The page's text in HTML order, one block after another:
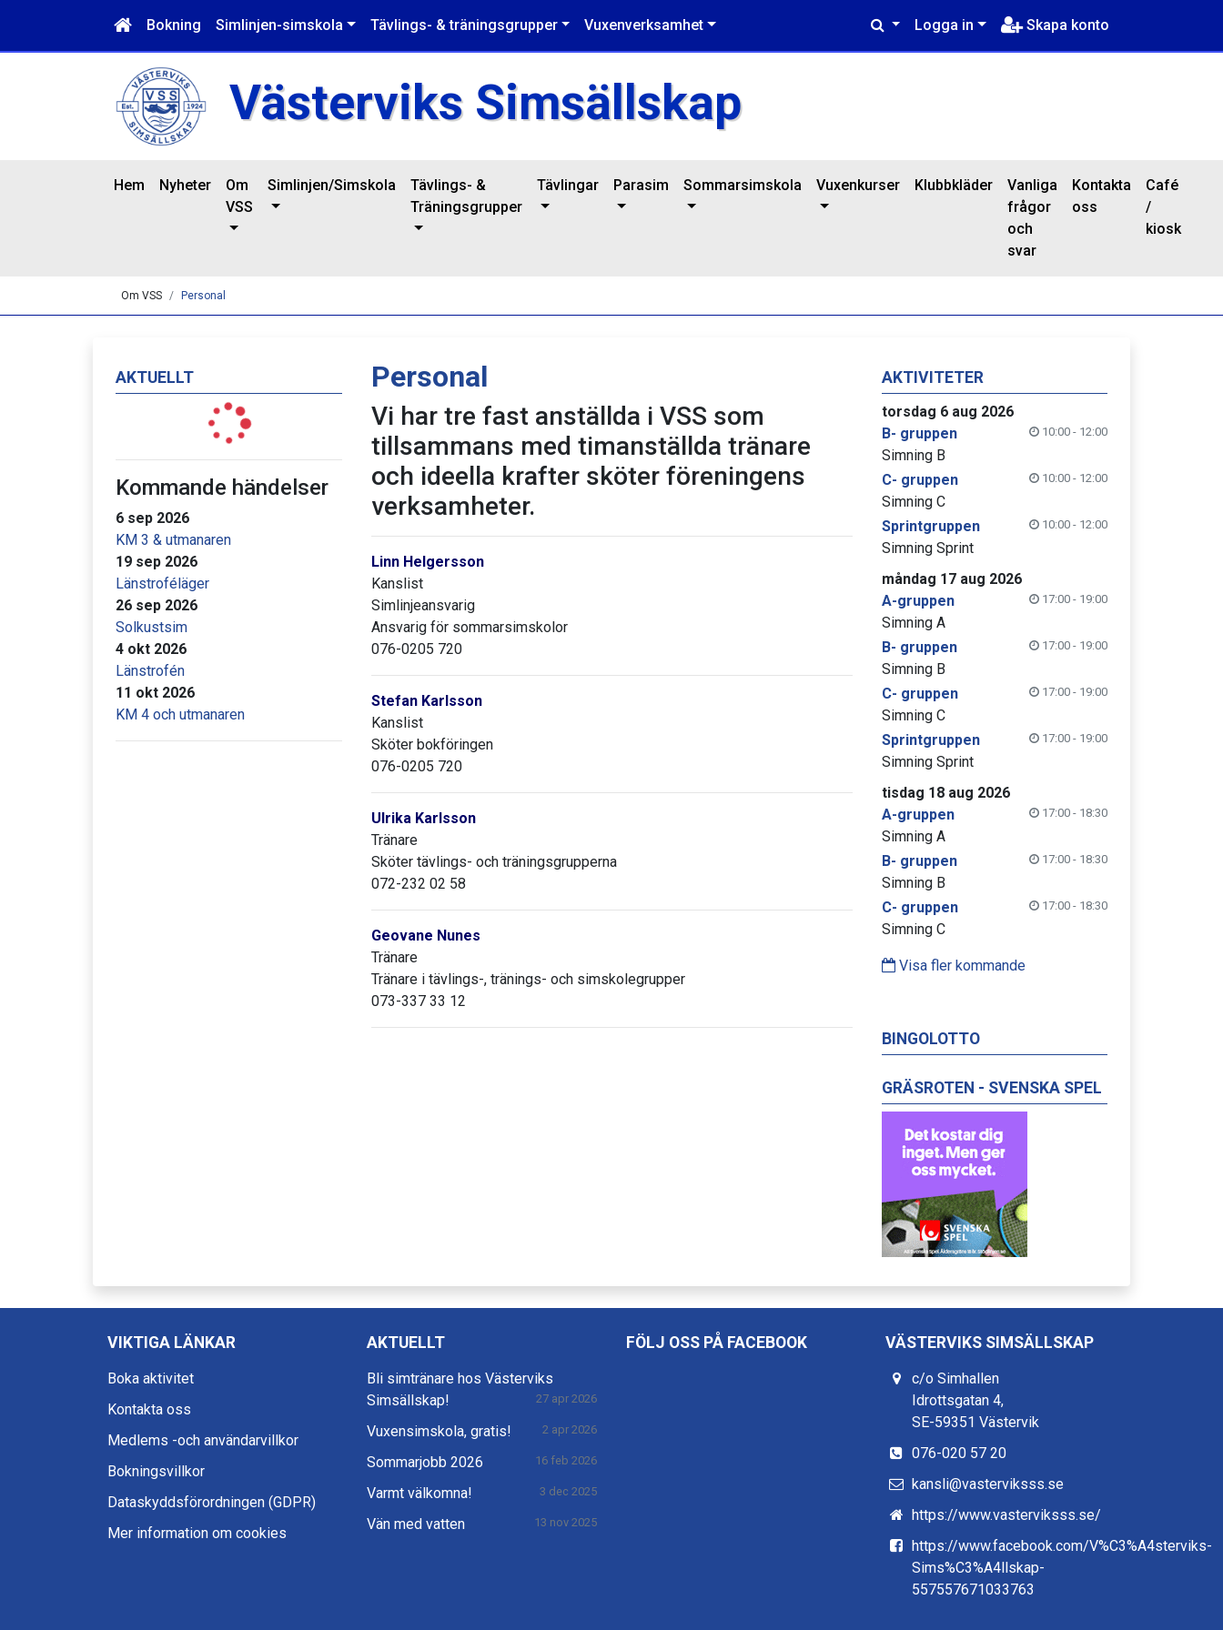
Bokning Simlinjen-simskola Tävlings- & träningsgrupper Vuxenverksamhet Logga in Skapa konto
Västerviks Simsällskap
Hem Nyheter
Om
VSS
Simlinjen/Simskola
Tävlings- &
Träningsgrupper
Tävlingar Parasim Sommarsimskola Vuxenkurser Klubbkläder
Vanliga
frågor
och
svar
Kontakta
oss
Café
/
kiosk
Om VSS Personal
AKTUELLT
Kommande händelser
6 sep 2026
KM 3 & utmanaren
19 sep 2026
Länstroféläger
26 sep 2026
Solkustsim
4 okt 2026
Länstrofén
11 okt 2026
KM 4 och utmanaren
Personal
Vi har tre fast anställda i VSS som
tillsammans med timanställda tränare
och ideella krafter sköter föreningens
verksamheter.
Linn Helgersson
Kanslist
Simlinjeansvarig
Ansvarig för sommarsimskolor
076-0205 720
Stefan Karlsson
Kanslist
Sköter bokföringen
076-0205 720
Ulrika Karlsson
Tränare
Sköter tävlings- och träningsgrupperna
072-232 02 58
Geovane Nunes
Tränare
Tränare i tävlings-, tränings- och simskolegrupper
073-337 33 12
AKTIVITETER
torsdag 6 aug 2026
B- gruppen
10:00 - 12:00
Simning B
C- gruppen
10:00 - 12:00
Simning C
Sprintgruppen
10:00 - 12:00
Simning Sprint
måndag 17 aug 2026
A-gruppen
17:00 - 19:00
Simning A
B- gruppen
17:00 - 19:00
Simning B
C- gruppen
17:00 - 19:00
Simning C
Sprintgruppen
17:00 - 19:00
Simning Sprint
tisdag 18 aug 2026
A-gruppen
17:00 - 18:30
Simning A
B- gruppen
17:00 - 18:30
Simning B
C- gruppen
17:00 - 18:30
Simning C
Visa fler kommande
BINGOLOTTO
GRÄSROTEN - SVENSKA SPEL
VIKTIGA LÄNKAR
Boka aktivitet
Kontakta oss
Medlems -och användarvillkor
Bokningsvillkor
Dataskyddsförordningen (GDPR)
Mer information om cookies
AKTUELLT
Bli simtränare hos Västerviks
Simsällskap!
27 apr 2026
Vuxensimskola, gratis! 2 apr 2026
Sommarjobb 2026 16 feb 2026
Varmt välkomna! 3 dec 2025
Vän med vatten 13 nov 2025
FÖLJ OSS PÅ FACEBOOK VÄSTERVIKS SIMSÄLLSKAP
c/o Simhallen
Idrottsgatan 4,
SE-59351 Västervik
076-020 57 20
kansli@vasterviksss.se
https://www.vasterviksss.se/
https://www.facebook.com/V%C3%A4sterviks-
Sims%C3%A4llskap-
557557671033763